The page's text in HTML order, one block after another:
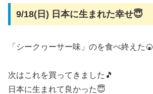
9/18(日) 日本に生まれた幸せ😇
「シークヮーサー味」のを食べ終えた🍘
次はこれを買ってきました🎵
日本に生まれて良かった😇